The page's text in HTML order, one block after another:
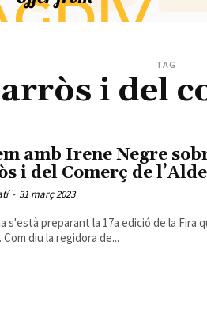
TAG
i del
amb Irene Negre
i del Comerç de
- 31 març 2023
s'està preparant la 17a edició de la Fira
Com diu la regidora de...